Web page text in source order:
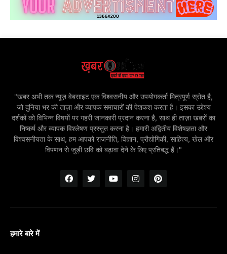
"खबर अभी तक न्यूज़ वेबसाइट एक विश्वसनीय और उपयोगकर्ता मित्रपूर्ण स्रोत है,
जो दुनिया भर की ताज़ा और व्यापक समाचारों की पेशकश करता है। इसका उद्देश्य
दर्शकों को विभिन्न विषयों पर गहरी जानकारी प्रदान करना है, साथ ही ताज़ा खबरों का
निष्कर्ष और व्यापक विश्लेषण प्रस्तुत करना है। हमारी अद्वितीय विशेषज्ञता और
विश्वसनीयता के साथ, हम आपको राजनीति, विज्ञान, प्रौद्योगिकी, साहित्य, खेल और
विपणन से जुड़ी छवि को बढ़ावा देने के लिए प्रतिबद्ध हैं।"
हमारे बारे में